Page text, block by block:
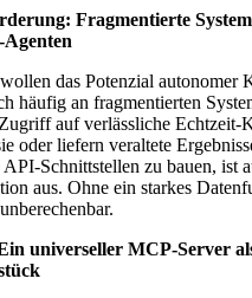
Fragmentierte
das Potenzial autonomer
häufig an fragmentierten
auf verlässliche Echtzeit-
oder liefern veraltete
Schnittstellen zu bauen, ist
aus. Ohne ein starkes
universeller MCP-Server